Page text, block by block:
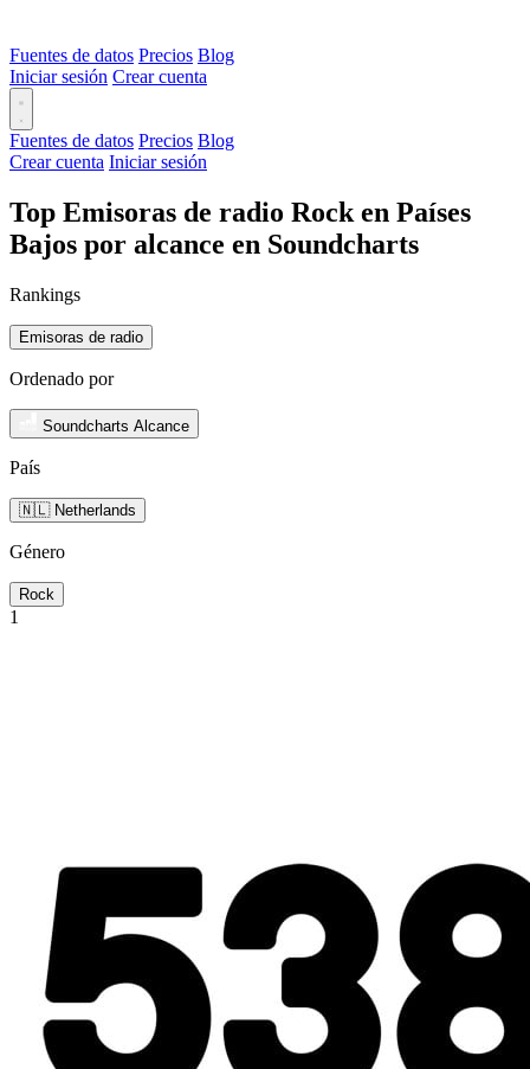
Fuentes de datos Precios Blog
Iniciar sesión Crear cuenta
Fuentes de datos Precios Blog
Crear cuenta Iniciar sesión
Top Emisoras de radio Rock en Países
Bajos por alcance en Soundcharts
Rankings
Emisoras de radio
Ordenado por
Soundcharts Alcance
País
🇳🇱 Netherlands
Género
Rock
1